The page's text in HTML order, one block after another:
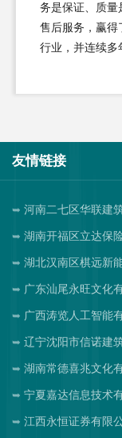
务是保证、质量
售后服务，赢得
行业，并连续多
友情链接
河南二七区华联建
湖南开福区立达保
湖北汉南区棋远新
广东汕尾永旺文化
广西涛览人工智能
辽宁沈阳市信诺建
湖南常德喜兆文化
宁夏嘉达信息技术
江西永恒证券有限